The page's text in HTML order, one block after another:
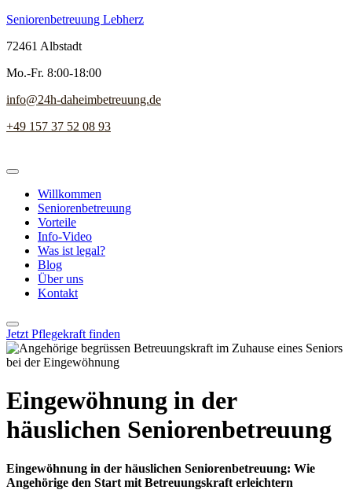
Seniorenbetreuung Lebherz
72461 Albstadt
Mo.-Fr. 8:00-18:00
info@24h-daheimbetreuung.de
+49 157 37 52 08 93
Willkommen
Seniorenbetreuung
Vorteile
Info-Video
Was ist legal?
Blog
Über uns
Kontakt
Jetzt Pflegekraft finden
Eingewöhnung in der
häuslichen Seniorenbetreuung
Eingewöhnung in der häuslichen Seniorenbetreuung: Wie
Angehörige den Start mit Betreuungskraft erleichtern